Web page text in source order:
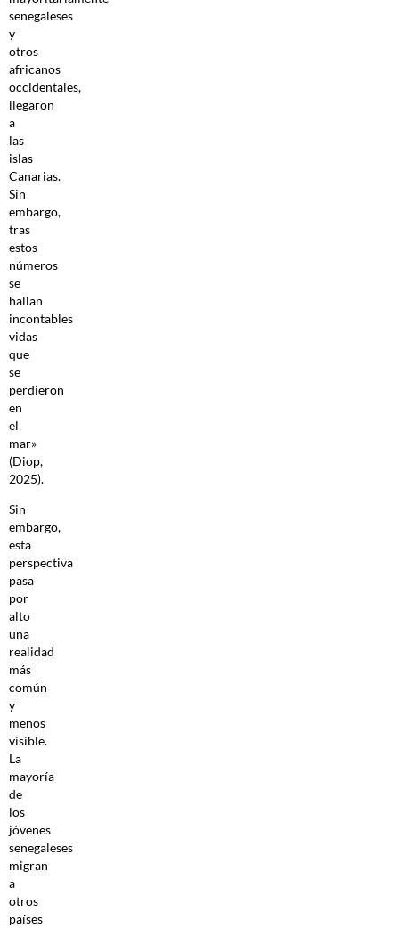
senegaleses
y
otros
africanos
occidentales,
llegaron
a
las
islas
Canarias.
Sin
embargo,
tras
estos
números
se
hallan
incontables
vidas
que
se
perdieron
en
el
mar»
(Diop,
2025).
Sin
embargo,
esta
perspectiva
pasa
por
alto
una
realidad
más
común
y
menos
visible.
La
mayoría
de
los
jóvenes
senegaleses
migran
a
otros
países